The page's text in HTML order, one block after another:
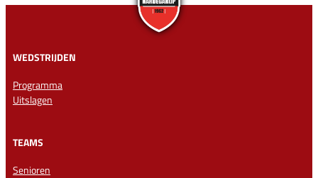
WEDSTRIJDEN
Programma
Uitslagen
TEAMS
Senioren